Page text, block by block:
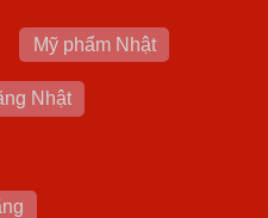
Mỹ phẩm Nhật
Nhật